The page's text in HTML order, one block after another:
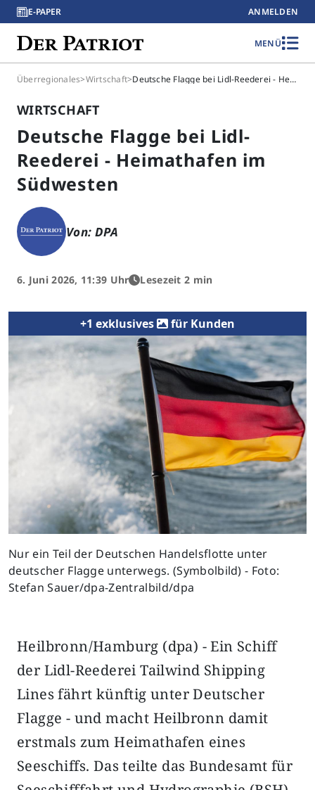
E-PAPER ANMELDEN
MENÜ
Überregionales>Wirtschaft> Deutsche Flagge bei Lidl-Reederei - Heimathafen im Südwesten
WIRTSCHAFT
Deutsche Flagge bei Lidl-
Reederei - Heimathafen im
Südwesten
Von: DPA
6. Juni 2026, 11:39 Uhr Lesezeit 2 min
+1 exklusives für Kunden
Nur ein Teil der Deutschen Handelsflotte unter
deutscher Flagge unterwegs. (Symbolbild) - Foto:
Stefan Sauer/dpa-Zentralbild/dpa
Heilbronn/Hamburg (dpa) - Ein Schiff
der Lidl-Reederei Tailwind Shipping
Lines fährt künftig unter Deutscher
Flagge - und macht Heilbronn damit
erstmals zum Heimathafen eines
Seeschiffs. Das teilte das Bundesamt für